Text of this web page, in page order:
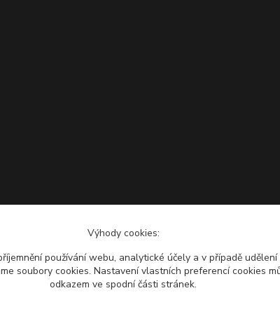
Výhody cookies:
používání webu, analytické účely a v případě
soubory cookies. Nastavení vlastních preferencí cookies
odkazem ve spodní části stránek.